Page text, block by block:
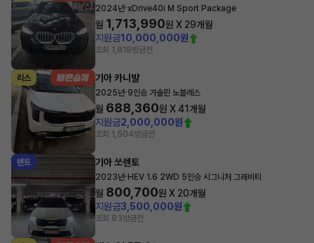
2024년·xDrive40i M Sport Package
월 1,713,990원 X 29개월
지원금10,000,000원
조회 1,818방금전
리스 기아 카니발
2025년·9인승 가솔린 노블레스
월 688,360원 X41개월
지원금2,000,000원
조회 1,504방금전
렌트 기아 쏘렌토
2023년· HEV 1.6 2WD 5인승 시그니처 그래비티
월 800,700원 X 20개월
지원금3,500,000원
조회 83방금전